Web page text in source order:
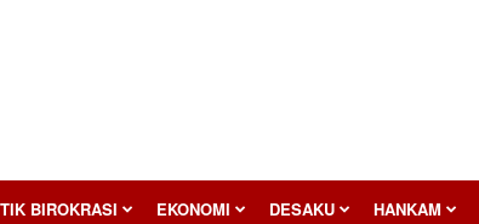
BIROKRASI EKONOMI DESAKU HANKAM